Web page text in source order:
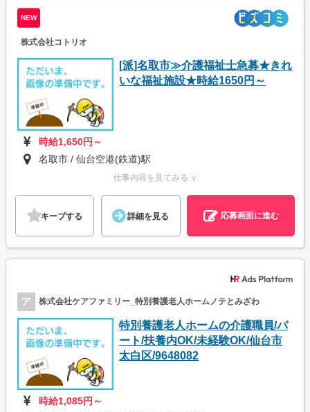
NEW
株式会社コトリオ
[派]名取市≫介護福祉士急募★きれ
いな福祉施設★時給1650円～
時給1,650円～
名取市 / 仙台空港(鉄道)駅
仕事内容を見てみる ∨
キープする 詳細を見る 応募画面に進む
ア 株式会社ケアファミリー_特別養護老人ホームノテとみざわ
特別養護老人ホームの介護職員/パ
ート/扶養内OK/未経験OK/仙台市
太白区/9648082
時給1,085円～